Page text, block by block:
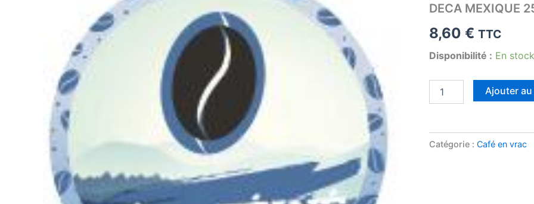
DECA MEXIQUE
8,60 € TTC
Disponibilité : En stock
250g
*
Ajouter
Catégorie : Café en vrac